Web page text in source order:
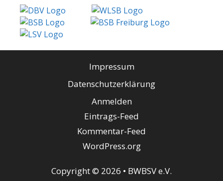
Impressum
Datenschutzerklärung
Anmelden
Eintrags-Feed
Kommentar-Feed
WordPress.org
Copyright © 2026 • BWBSV e.V.